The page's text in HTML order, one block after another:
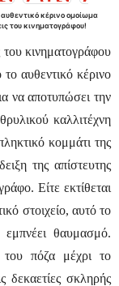
κέρινο ομοίωμα
του κινηματογράφου!
του κινηματογράφου
αυθεντικό κέρινο
να αποτυπώσει την
καλλιτέχνη
κομμάτι της
της απίστευτης
Είτε εκτίθεται
στοιχείο, αυτό το
εμπνέει θαυμασμό.
πόζα μέχρι το
δεκαετίες σκληρής